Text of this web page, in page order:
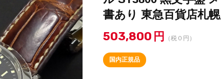
書あり 東急百貨店札
503,800 円 （税０円）
国内正規品